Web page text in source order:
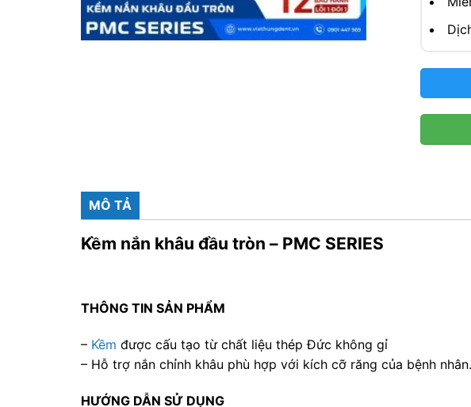
MÔ TẢ
Kềm nắn khâu đầu tròn – PMC SERIES
THÔNG TIN SẢN PHẨM
– Kềm được cấu tạo từ chất liệu thép Đức không gỉ
– Hỗ trợ nắn chỉnh khâu phù hợp với kích cỡ răng của bệnh nhân.
HƯỚNG DẪN SỬ DỤNG